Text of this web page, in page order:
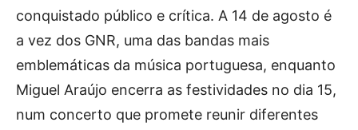
conquistado público e crítica. A 14 de agosto é
a vez dos GNR, uma das bandas mais
emblemáticas da música portuguesa, enquanto
Miguel Araújo encerra as festividades no dia 15,
num concerto que promete reunir diferentes